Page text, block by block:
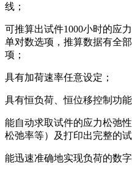
线；
可推算出试件1000小时的应
单对数选项，推算数据有全
项；
具有加荷速率任意设定；
具有恒负荷、恒位移控制功能
能自动求取试件的应力松弛
松弛率等）及打印出完整的
能迅速准确地实现负荷的数